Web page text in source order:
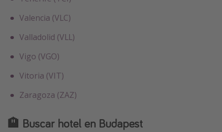
Valencia (VLC)
Valladolid (VLL)
Vigo (VGO)
Vitoria (VIT)
Zaragoza (ZAZ)
🏨 Buscar hotel en Budapest